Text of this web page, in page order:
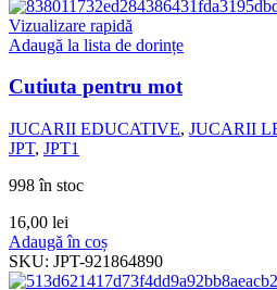
Vizualizare rapidă
Adaugă la lista de dorințe
Cutiuta pentru mot
JUCARII EDUCATIVE, JUCARII
JPT, JPT1
998 în stoc
16,00 lei
Adaugă în coș
SKU: JPT-921864890